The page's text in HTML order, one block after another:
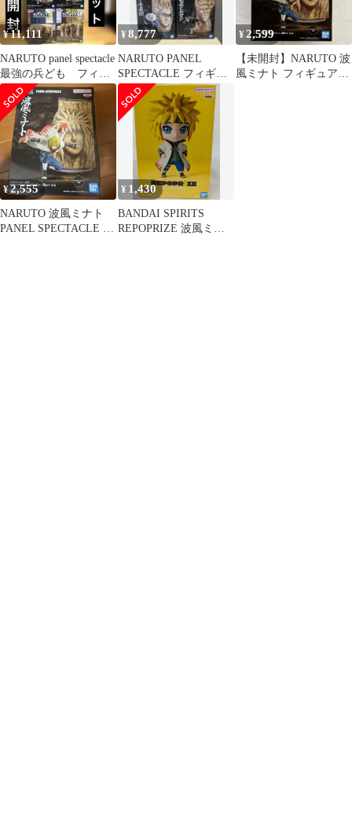
¥11,111
NARUTO panel spectacle
最強の兵ども フィグ
ライフ 火影岩
¥8,777
NARUTO PANEL
SPECTACLE フィギュ
ア 未開封 4種セット
¥2,599
【未開封】NARUTO 波
風ミナト フィギュア
¥2,555
NARUTO 波風ミナト
PANEL SPECTACLE フ
¥ 1,430
BANDAI SPIRITS
REPOPRIZE 波風ミナ